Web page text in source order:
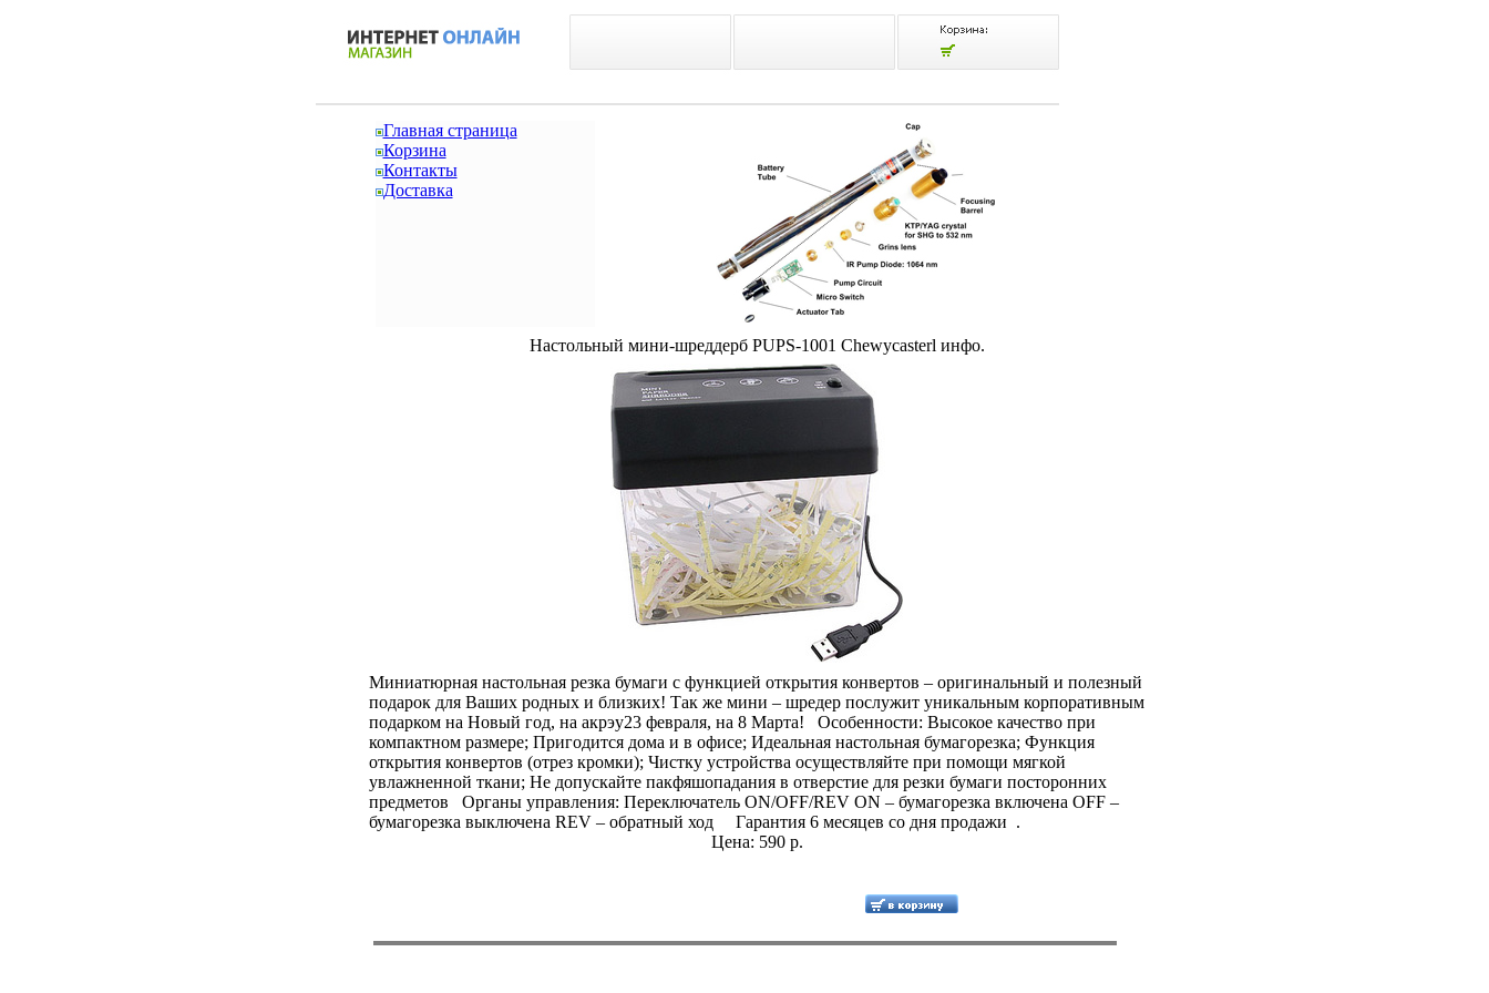
Главная страница
Корзина
Контакты
Доставка
Настольный мини-шреддерб PUPS-1001 Chewycasterl инфо.
Миниатюрная настольная резка бумаги с функцией открытия конвертов – оригинальный и полезный
подарок для Ваших родных и близких! Так же мини – шредер послужит уникальным корпоративным
подарком на Новый год, на акрэу23 февраля, на 8 Марта! Особенности: Высокое качество при
компактном размере; Пригодится дома и в офисе; Идеальная настольная бумагорезка; Функция
открытия конвертов (отрез кромки); Чистку устройства осуществляйте при помощи мягкой
увлажненной ткани; Не допускайте пакфяшопадания в отверстие для резки бумаги посторонних
предметов Органы управления: Переключатель ON/OFF/REV ON – бумагорезка включена OFF –
бумагорезка выключена REV – обратный ход Гарантия 6 месяцев со дня продажи .
Цена: 590 р.